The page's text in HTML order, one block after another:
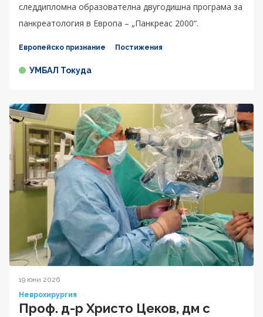
следдипломна образователна двугодишна програма за
панкреатология в Европа – „Панкреас 2000“.
Европейско признание Постижения
УМБАЛ Токуда
19 юни 2026
Неврохирургия
Проф. д-р Христо Цеков, дм с